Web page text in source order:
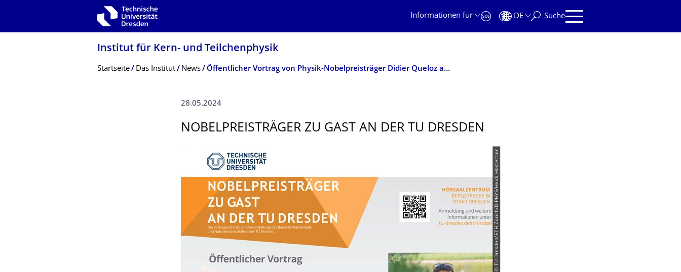
Zur Hauptnavigation springen
Informationen für
DE Suche
Institut für Kern- und Teilchenphysik
Breadcrumb-Menü
Startseite Das Institut News Öffentlicher Vortrag von Physik-Nobelpreisträger Didier Queloz am 30. Mai 2024
28.05.2024
NOBELPREISTRÄ­GER ZU GAST AN DER TU DRESDEN
© TU Dresden/ETH Zürich/D-​PHYS/Heidi Hostettler